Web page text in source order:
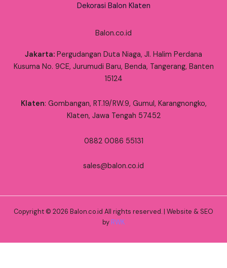
Dekorasi Balon Klaten
Balon.co.id
Jakarta: Pergudangan Duta Niaga, Jl. Halim Perdana
Kusuma No. 9CE, Jurumudi Baru, Benda, Tangerang, Banten
15124
Klaten: Gombangan, RT.19/RW.9, Gumul, Karangnongko,
Klaten, Jawa Tengah 57452
0882 0086 55131
sales@balon.co.id
Copyright © 2026 Balon.co.id All rights reserved. | Website & SEO
by RWK